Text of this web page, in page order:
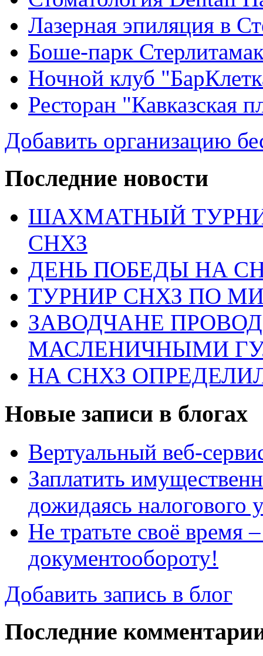
Лазерная эпиляция в
Боше-парк
Ночной клуб
Ресторан "Кавказская
Добавить организацию
Последние новости
ШАХМАТНЫЙ
СНХЗ
ДЕНЬ ПОБЕДЫ НА
ТУРНИР СНХЗ ПО
ЗАВОДЧАНЕ
МАСЛЕНИЧНЫМИ
НА СНХЗ
Новые записи в блогах
Вертуальный веб-
Заплатить
дожидаясь налогового
Не тратьте своё время
документообороту!
Добавить запись в блог
Последние